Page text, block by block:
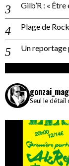
Gilb’R : «
Plage de
Un reportage
Seul le détail